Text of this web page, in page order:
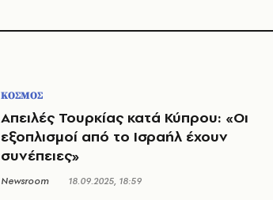
ΚΟΣΜΟΣ
Απειλές Τουρκίας κατά Κύπρου: «Οι
εξοπλισμοί από το Ισραήλ έχουν
συνέπειες»
Newsroom 18.09.2025, 18:59